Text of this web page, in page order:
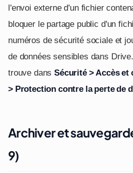
l'envoi externe d'un fichier
bloquer le partage public d'un
numéros de sécurité sociale et
de données sensibles dans
trouve dansSécurité > Accès et
> Protection contre la perte de
Archiver et
9)